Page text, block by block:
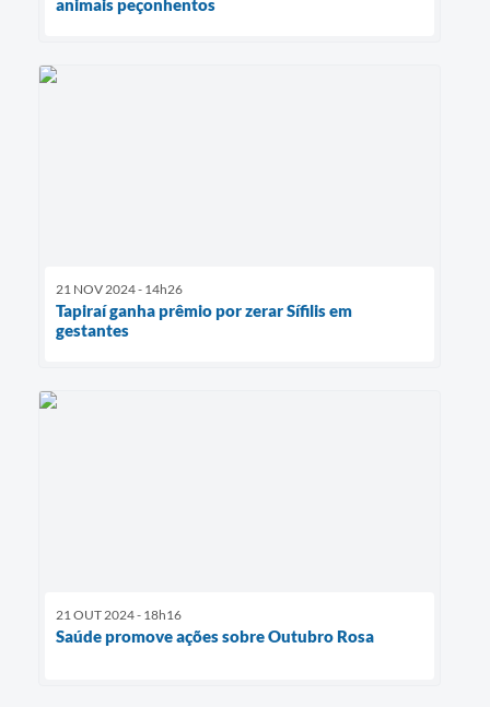
animais peçonhentos
21 NOV 2024 - 14h26
Tapiraí ganha prêmio por zerar Sífilis em
gestantes
21 OUT 2024 - 18h16
Saúde promove ações sobre Outubro Rosa